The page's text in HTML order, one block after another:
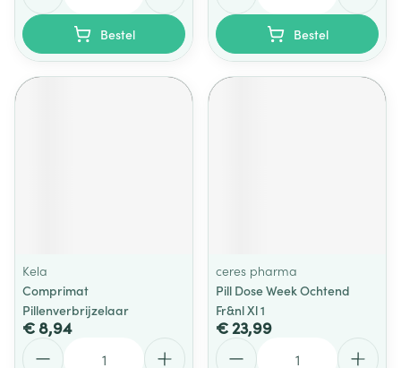
Bestel Bestel
Kela
Comprimat
Pillenverbrijzelaar
€ 8,94
ceres pharma
Pill Dose Week Ochtend
Fr&nl Xl 1
€ 23,99